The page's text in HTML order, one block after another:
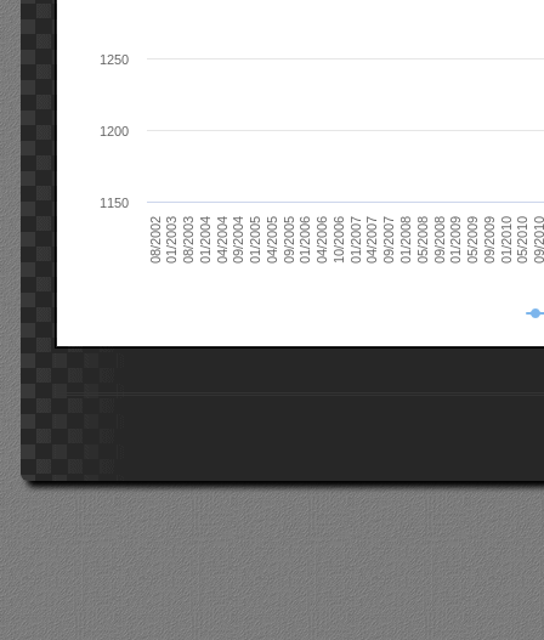
08/200201/200308/200301/200404/200409/200401/200504/200509/200501/200604/200610/200601/200704/200709/200701/200805/200809/200801/200905/200909/200901/201005/201009/
1150
1200
1250